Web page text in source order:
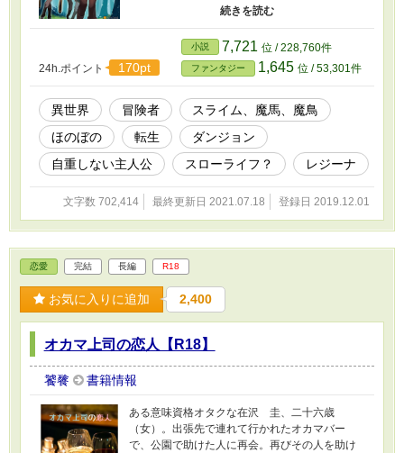
助けて懐かれ、従魔契約をし、旅を続ける。 自
重しないでものを作ったり、テンプレに出会っ
たり……。 旅を続けるうちにとある村にたどり
着き、スキルを使って村の一番奥に家を建て
た。 訳アリの住人たちが住む村と、そこでの暮
らしはアリサに合っていたようで、人間嫌いの
アリサは徐々に心を開いていく。 リュミエール
世界をのんびりと冒険したり旅をしたりダンジ
ョンに潜ったりする、スローライフ。かもしれ
ないお話。 ★最初は旅しかしていませんが、そ
の道中でもいろいろ作ります。 ★本人は自重し
ません。 ★たまに残酷表現がありますので、苦
手な方はご注意ください。 表紙は巴月のんさん
に依頼し、有償で作っていただきました。 黒い
すらことにゃんこスライムです。 ★カクヨムで
も連載しています。カクヨム先行。
24h.ポイント 170pt
小説 7,721 位 / 228,760件
ファンタジー 1,645 位 / 53,301件
異世界 冒険者
スライム、魔馬、魔鳥
ほのぼの
転生
ダンジョン
自重しない主人公
スローライフ？ レジーナ
文字数 702,414 最終更新日 2021.07.18 登録日 2019.12.01
恋愛 完結 長編 R18
お気に入りに追加 2,400
オカマ上司の恋人【R18】
饕餮 書籍情報
ある意味資格オタクな在沢 圭、二十六歳
（女）。出張先で連れて行かれたオカマバー
で、公園で助けた人に再会。再びその人を助け